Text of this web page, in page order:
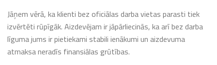
Jāņem vērā, ka klienti bez oficiālas darba vietas parasti tiek
izvērtēti rūpīgāk. Aizdevējam ir jāpārliecinās, ka arī bez darba
līguma jums ir pietiekami stabili ienākumi un aizdevuma
atmaksa neradīs finansiālas grūtības.